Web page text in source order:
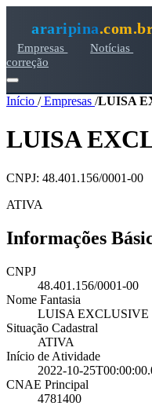
araripina
Empresas Notícias
correção
Início /Empresas /LUISA
LUISA
CNPJ: 48.401.156/0001-00
ATIVA
Informações
CNPJ
48.401.156/0001-00
Nome Fantasia
LUISA EXCLUSIVE
Situação Cadastral
ATIVA
Início de Atividade
2022-10-
CNAE Principal
4781400